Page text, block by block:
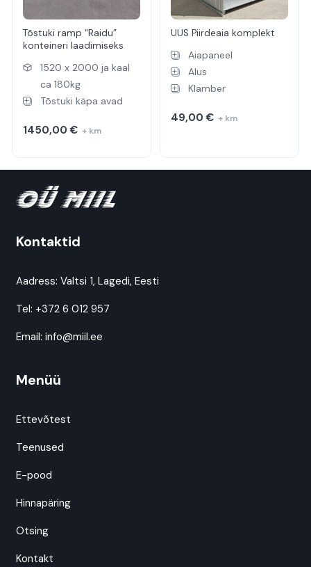
Tõstuki ramp “Raidu”
konteineri laadimiseks
1520 x 2000 ja kaal
ca 180kg
Tõstuki käpa avad
1450,00€ + km
UUS Piirdeaia komplekt
Aiapaneel
Alus
Klamber
49,00€ + km
Kontaktid
Aadress: Valtsi 1, Lagedi, Eesti
Tel: +372 6 012 957
Email: info@miil.ee
Menüü
Ettevõtest
Teenused
E-pood
Hinnapäring
Otsing
Kontakt